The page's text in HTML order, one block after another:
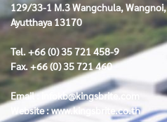
129/33-1 M.3 Wangchula, Wangnoi,
Ayutthaya 13170
Tel. +66 (0) 35 721 458-9
Fax. +66 (0) 35 721 460
Email :infokb@kingsbrite.com
Website :www.kingsbrite.co.th